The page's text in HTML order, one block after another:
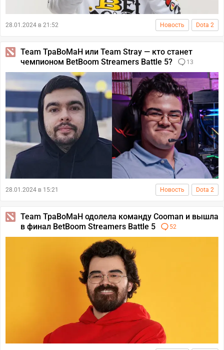
28.01.2024 в 21:52 Новость Dota 2
Team TpaBoMaH или Team Stray — кто станет
чемпионом BetBoom Streamers Battle 5?
13
28.01.2024 в 15:21 Новость Dota 2
Team TpaBoMaH одолела команду Cooman и вышла
в финал BetBoom Streamers Battle 5
52